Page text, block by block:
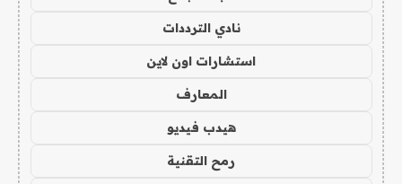
نادي الترددات
استشارات اون لاين
المعارف
هيدب فيديو
رمح التقنية